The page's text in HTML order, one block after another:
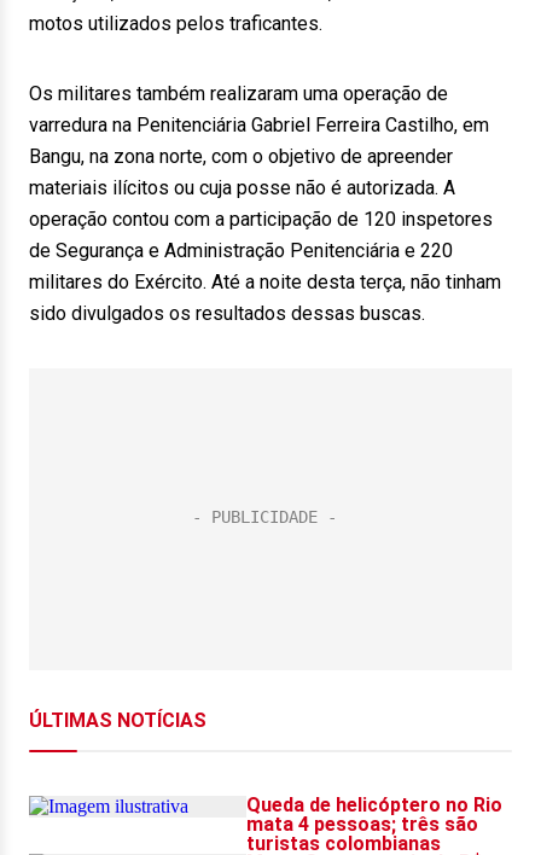
motos utilizados pelos traficantes.
Os militares também realizaram uma operação de
varredura na Penitenciária Gabriel Ferreira Castilho, em
Bangu, na zona norte, com o objetivo de apreender
materiais ilícitos ou cuja posse não é autorizada. A
operação contou com a participação de 120 inspetores
de Segurança e Administração Penitenciária e 220
militares do Exército. Até a noite desta terça, não tinham
sido divulgados os resultados dessas buscas.